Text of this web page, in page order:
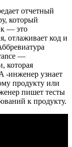
отчетный
который
— это
отлаживает код и
—
которая
-инженер узнает
продукту или
пишет тесты
к продукту.